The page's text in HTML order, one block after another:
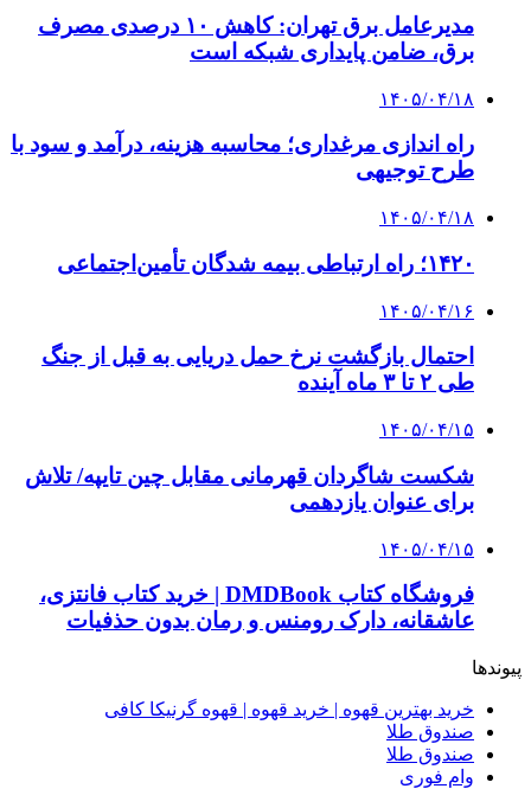
وام فوری
بازار و کسب و کار
3 هفته پیش
خرید ابزار آلات دستی و صنعتی زیر قیمت بازار؛
چطور ابزار اصل را با بهترین قیمت تهیه کنیم؟
4 هفته پیش
چرا انتخاب تامین‌کننده تجهیزات جوشکاری، کیفیت
پروژه را تعیین می‌کند؟
4 هفته پیش
از کجا تجهیزات ترافیکی باکیفیت بخریم؟ راهنمای
انتخاب بهترین فروشنده
۱۴۰۵/۰۴/۱۸
راه اندازی مرغداری؛ محاسبه هزینه، درآمد و سود با
طرح توجیهی
۱۴۰۵/۰۴/۱۵
فروشگاه کتاب DMDBook | خرید کتاب فانتزی،
عاشقانه، دارک رومنس و رمان بدون حذفیات
۱۴۰۵/۰۴/۱۴
راهنمای جامع خرید تجهیزات اندازه گیری؛ چطور
دقیق‌ترین ابزارها را آنلاین بخریم؟